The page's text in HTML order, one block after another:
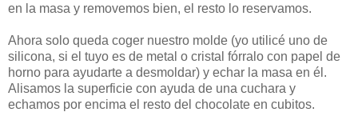
en la masa y removemos bien, el resto lo reservamos.
Ahora solo queda coger nuestro molde (yo utilicé uno de
silicona, si el tuyo es de metal o cristal fórralo con papel de
horno para ayudarte a desmoldar) y echar la masa en él.
Alisamos la superficie con ayuda de una cuchara y
echamos por encima el resto del chocolate en cubitos.